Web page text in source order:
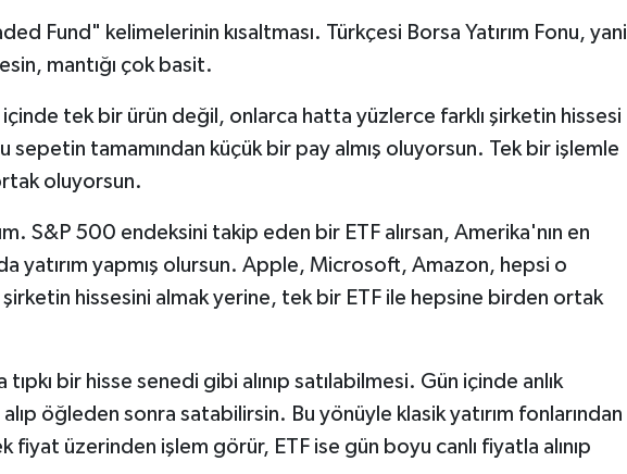
Fund" kelimelerinin kısaltması. Türkçesi Borsa Yatırım Fonu, yani
mantığı çok basit.
tek bir ürün değil, onlarca hatta yüzlerce farklı şirketin hissesi
sepetin tamamından küçük bir pay almış oluyorsun. Tek bir işlemle
oluyorsun.
S&P 500 endeksini takip eden bir ETF alırsan, Amerika'nın en
yatırım yapmış olursun. Apple, Microsoft, Amazon, hepsi o
hissesini almak yerine, tek bir ETF ile hepsine birden ortak
bir hisse senedi gibi alınıp satılabilmesi. Gün içinde anlık
öğleden sonra satabilirsin. Bu yönüyle klasik yatırım fonlarından
fiyat üzerinden işlem görür, ETF ise gün boyu canlı fiyatla alınıp